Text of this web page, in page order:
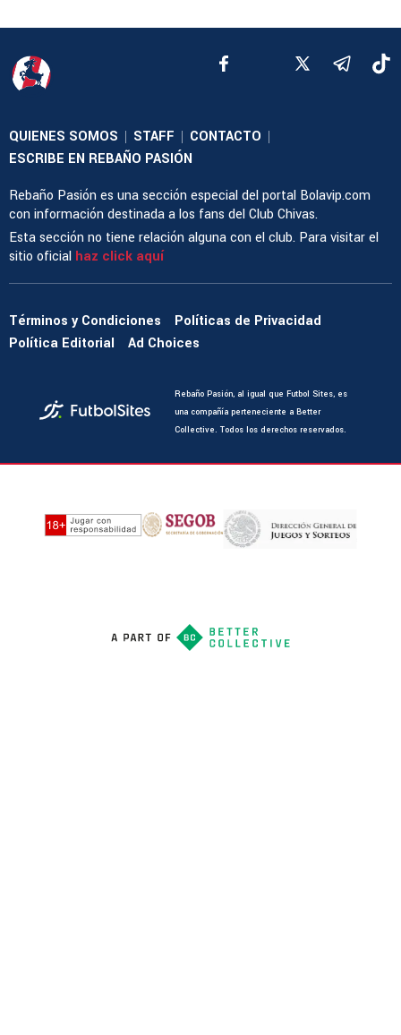
QUIENES SOMOS STAFF CONTACTO
ESCRIBE EN REBAÑO PASIÓN
Rebaño Pasión es una sección especial del portal Bolavip.com
con información destinada a los fans del Club Chivas.
Esta sección no tiene relación alguna con el club. Para visitar el
sitio oficial haz click aquí
Términos y Condiciones
Políticas de Privacidad
Política Editorial
Ad Choices
Rebaño Pasión, al igual que Futbol Sites, es
una compañía perteneciente a Better
Collective. Todos los derechos reservados.